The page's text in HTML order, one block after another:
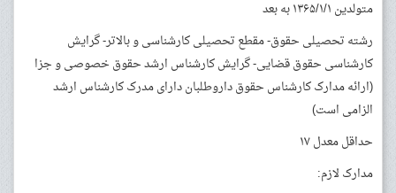
متولدین ۱۳۶۵/۱/۱ به بعد
رشته تحصیلی حقوق- مقطع تحصیلی کارشناسی و بالاتر- گرایش
کارشناسی حقوق قضایی- گرایش کارشناس ارشد حقوق خصوصی و جزا
(ارائه مدارک کارشناس حقوق داروطلبان دارای مدرک کارشناس ارشد
الزامی است)
حداقل معدل ۱۷
مدارک لازم: